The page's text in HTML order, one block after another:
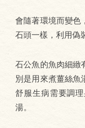
會隨著環境而變色
石頭一樣，利用偽
石公魚的魚肉細緻
別是用來煮薑絲
舒服生病需要調
湯。